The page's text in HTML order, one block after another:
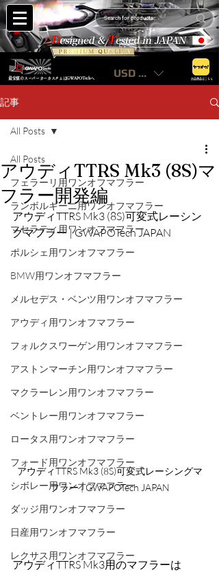
最安値のスーパーカーカスタムはGWAPOTechへ USD ($) 出品商品はこちら
記事
All Posts
フェラーリ用ワンオフマフラー
ランボルギーニ用ワンオフマフラー
マセラティ用ワンオフマフラー
ポルシェ用ワンオフマフラー
BMW用ワンオフマフラー
メルセデス・ベンツ用ワンオフマフラー
アウディ用ワンオフマフラー
フォルクスワーゲン用ワンオフマフラー
アストンマーチン用ワンオフマフラー
マクラーレン用ワンオフマフラー
ベントレー用ワンオフマフラー
ロータス用ワンオフマフラー
フォード用ワンオフマフラー
シボレー用ワンオフマフラー
ダッジ用ワンオフマフラー
日産用ワンオフマフラー
レクサス用ワンオフマフラー
All Posts
アウディTTRS Mk3 (8S)マ
フラー開発編
アウディTTRS Mk3 (8S)可変式レーシン
グマフラー | GWAPOTech JAPAN
アウディTTRS Mk3 (8S)可変式レーシングマ
フラー | GWAPOTech JAPAN
アウディTTRS Mk3用のマフラーは